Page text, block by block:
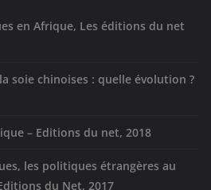
en Afrique, Les éditions du net
soie chinoises : quelle évolution ?
– Editions du net, 2018
les politiques étrangères au
du Net, 2017